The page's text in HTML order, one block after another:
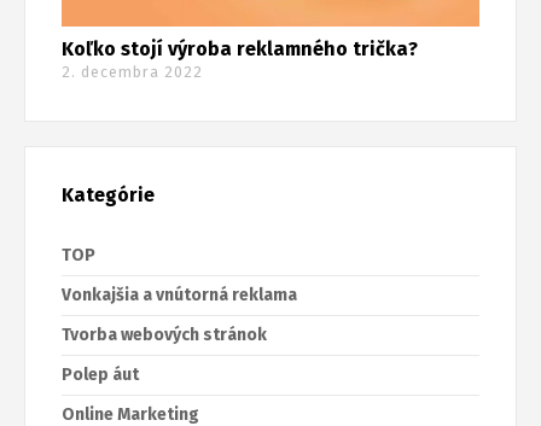
Koľko stojí výroba reklamného trička?
2. decembra 2022
Kategórie
TOP
Vonkajšia a vnútorná reklama
Tvorba webových stránok
Polep áut
Online Marketing